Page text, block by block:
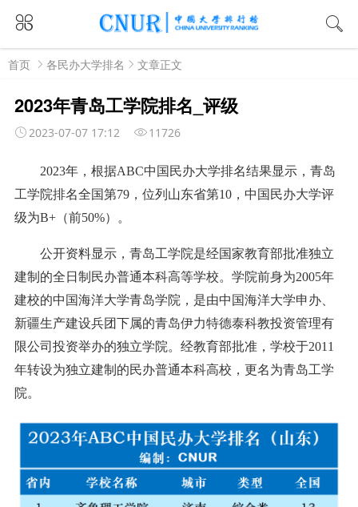
首页 各民办大学排名 文章正文
2023年青岛工学院排名_评级
2023-07-07 17:12 11726
2023年，根据ABC中国民办大学排名结果显示，青岛
工学院排名全国第79，位列山东省第10，中国民办大学评
级为B+（前50%）。
公开资料显示，青岛工学院是经国家教育部批准独立
建制的全日制民办普通本科高等学校。学院前身为2005年
建校的中国海洋大学青岛学院，是由中国海洋大学申办、
新疆生产建设兵团下属的青岛伊力特德泰科教投资管理有
限公司投资举办的独立学院。经教育部批准，学校于2011
年转设为独立建制的民办普通本科高校，更名为青岛工学
院。